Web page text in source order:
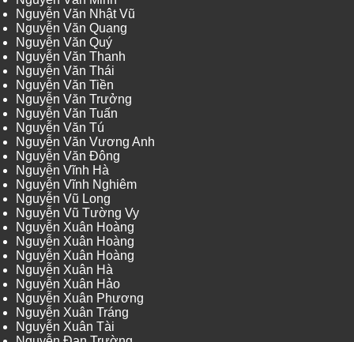
Nguyễn Văn Nhật Vũ
Nguyễn Văn Quang
Nguyễn Văn Quý
Nguyễn Văn Thanh
Nguyễn Văn Thái
Nguyễn Văn Tiền
Nguyễn Văn Trưởng
Nguyễn Văn Tuấn
Nguyễn Văn Tú
Nguyễn Văn Vương Anh
Nguyễn Văn Đông
Nguyễn Vĩnh Hà
Nguyễn Vĩnh Nghiêm
Nguyễn Vũ Long
Nguyễn Vũ Tường Vy
Nguyễn Xuân Hoàng
Nguyễn Xuân Hoàng
Nguyễn Xuân Hoàng
Nguyễn Xuân Hà
Nguyễn Xuân Hảo
Nguyễn Xuân Phương
Nguyễn Xuân Tráng
Nguyễn Xuân Tài